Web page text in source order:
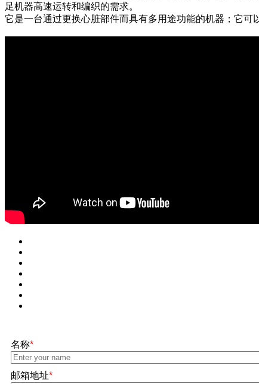
足机器高速运转和编织的需求。
它是一台通过更换心脏部件而具有多用途功能的机器；它可
名称*
邮箱地址*